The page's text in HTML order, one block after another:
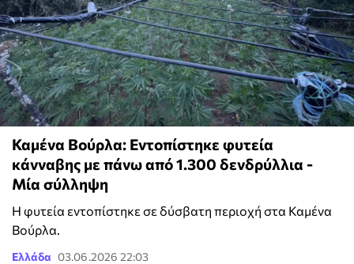
Καμένα Βούρλα: Εντοπίστηκε φυτεία
κάνναβης με πάνω από 1.300 δενδρύλλια -
Μία σύλληψη
Η φυτεία εντοπίστηκε σε δύσβατη περιοχή στα Καμένα
Βούρλα.
Ελλάδα 03.06.2026 22:03